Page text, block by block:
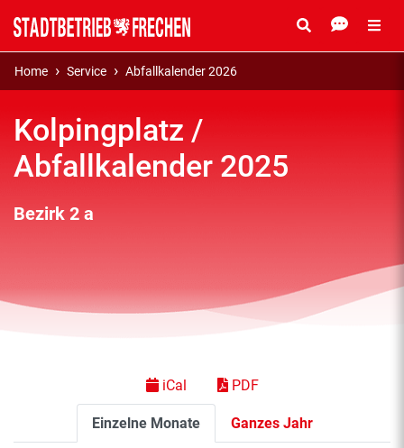
Home Service Abfallkalender 2026
Kolpingplatz /
Abfallkalender 2025
Bezirk 2 a
Einzelne Monate Ganzes Jahr
iCal PDF